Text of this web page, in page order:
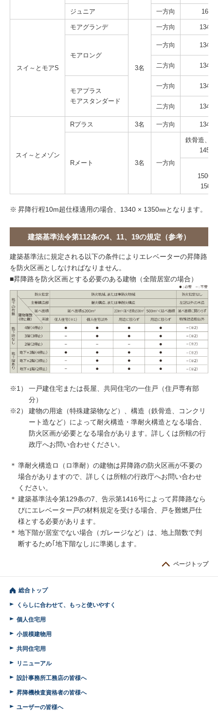
ジュニア 一方向 1670
スイ～とモアS
モアグランデ
3名
一方向 1340
モアロング
一方向 1340
二方向 1340
モアプラス
モアスタンダード
一方向 1340
二方向 1340
スイ～とメゾン
Rプラス 3名 一方向
Rメート 3名 一方向
鉄骨造、
1450
1500
1500
※ 昇降行程10m超仕様適用の場合、1340 × 1350㎜となります。
建築基準法令第112条の4、11、19の規定（参考）
建築基準法に規定される以下の条件によりエレベーターの昇降路
を防火区画としなければなりません。
■昇降路を防火区画とする必要のある建物（全階居室の場合）
※1）
一戸建住宅または長屋、共同住宅の一住戸（住戸専有部
分）
※2）
建物の用途（特殊建築物など）、構造（鉄骨造、コンクリ
ート造など）によって耐火構造・準耐火構造となる場合、
防火区画が必要となる場合があります。詳しくは所轄の行
政庁へお問い合わせください。
＊ 準耐火構造ロ（ロ準耐）の建物は昇降路の防火区画が不要の
場合がありますので、詳しくは所轄の行政庁へお問い合わせ
ください。
＊ 建築基準法令第129条の7、告示第1416号によって昇降路なら
びにエレベーター戸の材料規定を受ける場合、戸を難燃戸仕
様とする必要があります。
＊ 地下階が居室でない場合（ガレージなど）は、地上階数で判
断するため｢地下階なし｣に準拠します。
ページトップ
総合トップ
くらしに合わせて、もっと使いやすく
個人住宅用
小規模建物用
共同住宅用
リニューアル
設計事務所工務店の皆様へ
昇降機検査資格者の皆様へ
ユーザーの皆様へ